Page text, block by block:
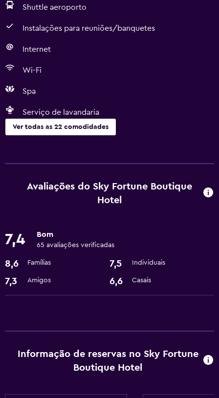
Shuttle aeroporto
Instalações para reuniões/banquetes
Internet
Wi-Fi
Spa
Serviço de lavandaria
Ver todas as 22 comodidades
Caixa multibanco
Serviço de quarto
Receção 24 horas
Restaurantes
Restaurante
Avaliações do Sky Fortune Boutique
Hotel
7,4 Bom
65 avaliações verificadas
8,6 Famílias 7,5 Individuais
7,3 Amigos 6,6 Casais
Informação de reservas no Sky Fortune
Boutique Hotel